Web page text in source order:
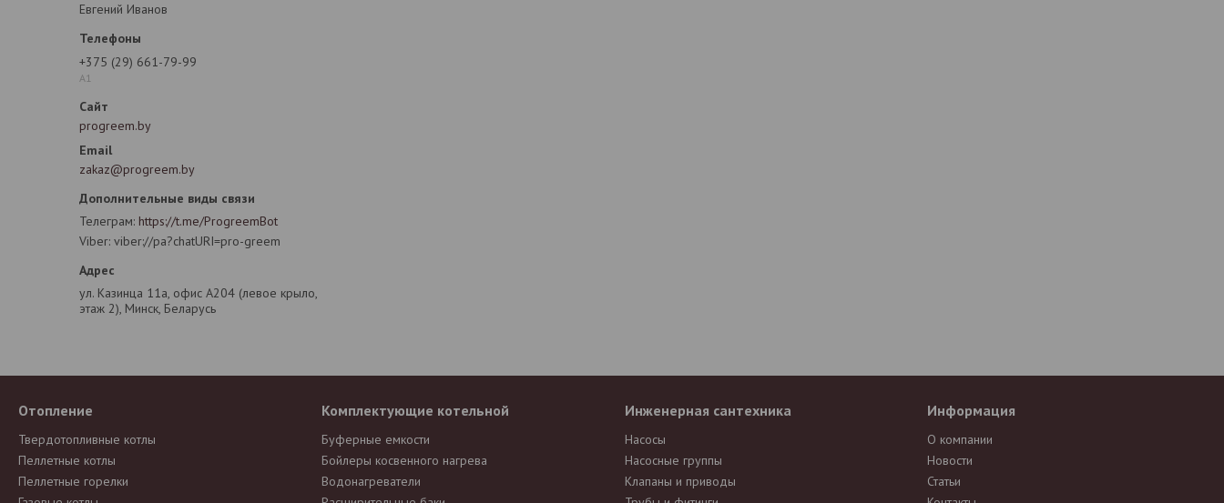
Евгений Иванов
+375 (29) 661-79-99
А1
progreem.by
zakaz@progreem.by
Телеграм https://t.me/ProgreemBot
Viber viber://pa?chatURI=pro-greem
ул. Казинца 11а, офис А204 (левое крыло,
этаж 2), Минск, Беларусь
Отопление
Твердотопливные котлы
Пеллетные котлы
Пеллетные горелки
Комплектующие котельной
Буферные емкости
Бойлеры косвенного нагрева
Водонагреватели
Инженерная сантехника
Насосы
Насосные группы
Клапаны и приводы
Информация
О компании
Новости
Статьи